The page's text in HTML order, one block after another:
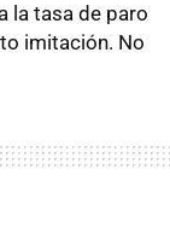
la tasa de paro
imitación. No